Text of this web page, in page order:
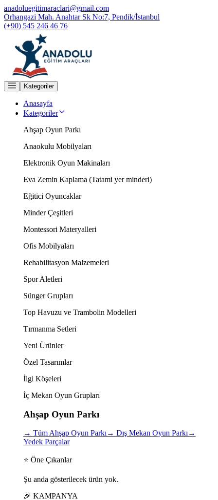
anadoluegitimaraclari@gmail.com
Orhangazi Mah. Anahtar Sk No:7, Pendik/İstanbul
(+90) 545 246 46 76
Kategoriler
Anasayfa
Kategoriler
Ahşap Oyun Parkı
Anaokulu Mobilyaları
Elektronik Oyun Makinaları
Eva Zemin Kaplama (Tatami yer minderi)
Eğitici Oyuncaklar
Minder Çeşitleri
Montessori Materyalleri
Ofis Mobilyaları
Rehabilitasyon Malzemeleri
Spor Aletleri
Sünger Grupları
Top Havuzu ve Trambolin Modelleri
Tırmanma Setleri
Yeni Ürünler
Özel Tasarımlar
İlgi Köşeleri
İç Mekan Oyun Grupları
Ahşap Oyun Parkı
→ Tüm Ahşap Oyun Parkı→ Dış Mekan Oyun Parkı→
Yedek Parçalar
⭐ Öne Çıkanlar
Şu anda gösterilecek ürün yok.
🎉 KAMPANYA